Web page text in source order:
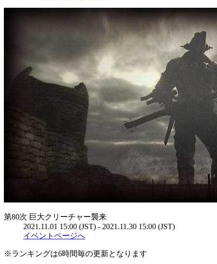
第80次 巨大クリーチャー襲来
2021.11.01 15:00 (JST) - 2021.11.30 15:00 (JST)
イベントページへ
※ランキングは6時間毎の更新となります